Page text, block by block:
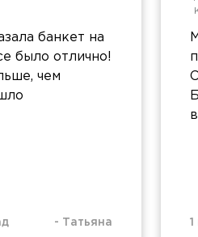
банкет на
было отлично!
чем
- Татьяна